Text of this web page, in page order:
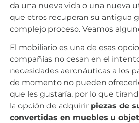
da una nueva vida o una nueva
que otros recuperan su antigua
complejo proceso. Veamos
El mobiliario es una de esas
compañías no cesan en el
necesidades aeronáuticas a los
de momento no pueden
que les gustaría, por lo que
la opción de adquirir piezas de
convertidas en muebles u